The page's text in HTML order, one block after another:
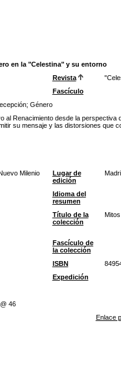
en la "Celestina" y su entorno
Revista
Fascículo
; Género
al Renacimiento desde la
su mensaje y las distorsiones que
Milenio
Lugar de
edición
Idioma del
resumen
Título de la
colección
Fascículo de
la colección
ISBN
Expedición
46
Enlace